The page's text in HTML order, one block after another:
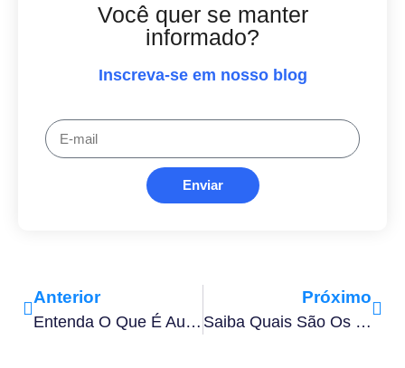
Você quer se manter
informado?
Inscreva-se em nosso blog
Enviar
Anterior
Entenda O Que É Automação De Contratos E Como Funciona
Próximo
Saiba Quais São Os Documentos Para Reconhecer Firma